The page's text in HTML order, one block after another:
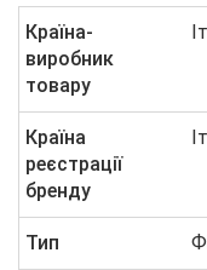
Країна-
виробник
товару
Країна
реєстрації
бренду
Тип